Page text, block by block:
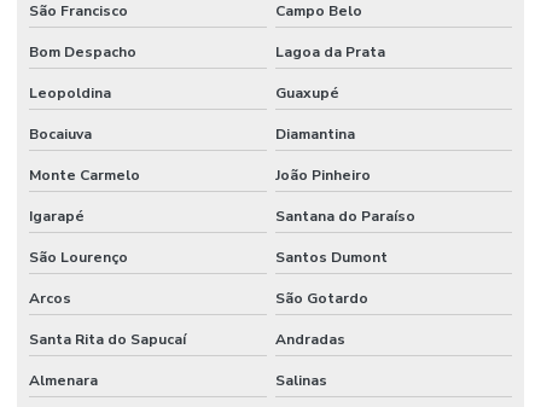
São Francisco Campo Belo
Bom Despacho Lagoa da Prata
Leopoldina Guaxupé
Bocaiuva Diamantina
Monte Carmelo João Pinheiro
Igarapé Santana do Paraíso
São Lourenço Santos Dumont
Arcos São Gotardo
Santa Rita do Sapucaí Andradas
Almenara Salinas